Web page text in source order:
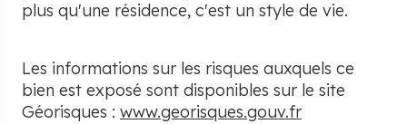
plus qu'une résidence, c'est un style de vie.
Les informations sur les risques auxquels ce
bien est exposé sont disponibles sur le site
Géorisques : www.georisques.gouv.fr